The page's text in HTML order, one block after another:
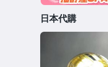
日本代購